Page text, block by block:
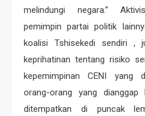
melindungi negara.”
pemimpin partai politik
koalisi Tshisekedi sendiri ,
keprihatinan tentang risiko
kepemimpinan CENI yang
orang-orang yang dianggap
ditempatkan di puncak